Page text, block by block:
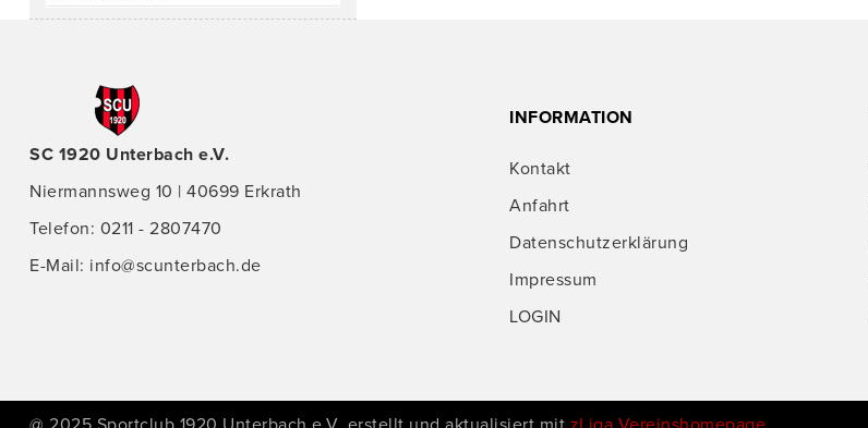
SC 1920 Unterbach e.V.
Niermannsweg 10 | 40699 Erkrath
Telefon: 0211 - 2807470
E-Mail: info@scunterbach.de
INFORMATION
Kontakt
Anfahrt
Datenschutzerklärung
Impressum
LOGIN